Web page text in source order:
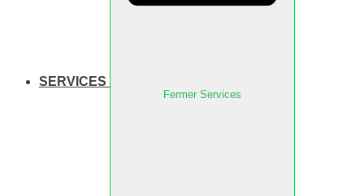
SERVICES
Fermer Services